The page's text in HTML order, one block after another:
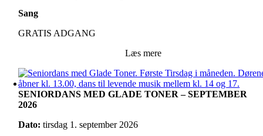
Sang
GRATIS ADGANG
Læs mere
SENIORDANS MED GLADE TONER – SEPTEMBER
2026
Dato: tirsdag 1. september 2026